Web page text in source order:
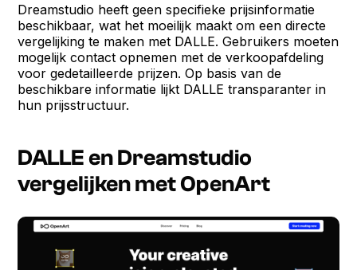
Dreamstudio heeft geen specifieke prijsinformatie
beschikbaar, wat het moeilijk maakt om een directe
vergelijking te maken met DALLE. Gebruikers moeten
mogelijk contact opnemen met de verkoopafdeling
voor gedetailleerde prijzen. Op basis van de
beschikbare informatie lijkt DALLE transparanter in
hun prijsstructuur.
DALLE en Dreamstudio
vergelijken met OpenArt